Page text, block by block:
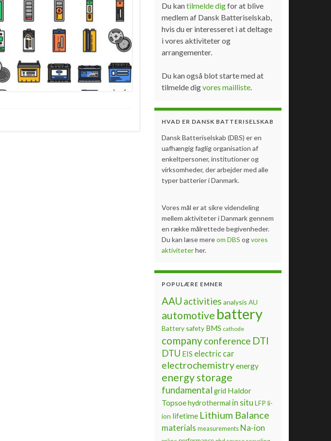
Du kantilmelde digfor at blive
medlem af Dansk Batteriselskab,
hvis du er interesseret i at deltage
i vores aktiviteter og
arrangementer.
Du kan også blot starte med at
tilmelde digvores mailliste.
HVAD ER DANSK BATTERISELSKAB
Dansk Batteriselskab (DBS) er en
uafhængig faglig organisation af
enkeltpersoner, institutioner og
virksomheder, der arbejder med alle
typer batterier i Danmark.
Vores mål er at sikre videndeling
mellem aktiviteter i Danmark gennem
en række målrettede begivenheder.
Du kan læse mereom DBS ogvores
aktiviteterher.
POPULÆRE EMNER
AAU activities analysis AU
automotive battery
Battery safety BMS cathode
companyconference DTI
DTU EIS electric car
electrochemistryenergy
energy storage
fundamental grid Haldor
Topsoe hydrothermal in situ LFP li-
ion lifetime Lithium Balance
materials measurements Na-ion